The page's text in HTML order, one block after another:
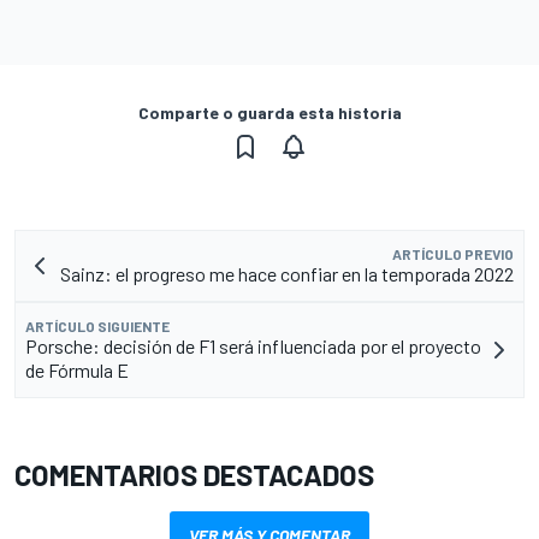
Comparte o guarda esta historia
ARTÍCULO PREVIO
Sainz: el progreso me hace confiar en la temporada 2022
ARTÍCULO SIGUIENTE
Porsche: decisión de F1 será influenciada por el proyecto
de Fórmula E
COMENTARIOS DESTACADOS
VER MÁS Y COMENTAR